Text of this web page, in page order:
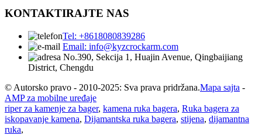
KONTAKTIRAJTE NAS
Tel: +8618080839286
Email: info@kyzcrockarm.com
No.390, Sekcija 1, Huajin Avenue, Qingbaijiang
District, Chengdu
© Autorsko pravo - 2010-2025: Sva prava pridržana.Mapa sajta -
AMP za mobilne uređaje
riper za kamenje za bager, kamena ruka bagera, Ruka bagera za
iskopavanje kamena, Dijamantska ruka bagera, stijena, dijamantna
ruka,